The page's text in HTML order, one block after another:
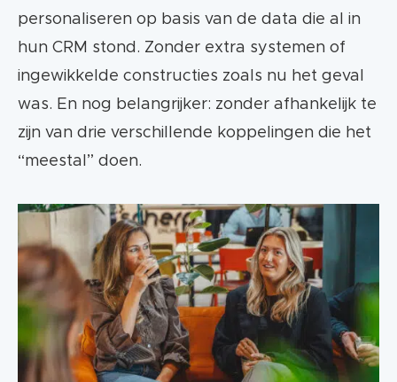
personaliseren op basis van de data die al in
hun CRM stond. Zonder extra systemen of
ingewikkelde constructies zoals nu het geval
was. En nog belangrijker: zonder afhankelijk te
zijn van drie verschillende koppelingen die het
“meestal” doen.